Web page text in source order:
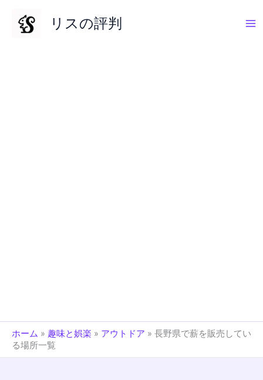
リスの評判
ホーム » 趣味と娯楽 » アウトドア » 長野県で薪を販売してい
る場所一覧